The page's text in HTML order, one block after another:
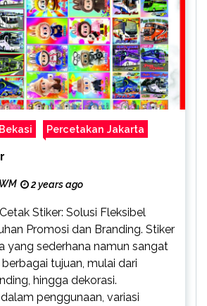
Percetakan Jakarta
2 years ago
Stiker: Solusi Fleksibel
Promosi dan Branding. Stiker
yang sederhana namun sangat
tujuan, mulai dari
hingga dekorasi.
penggunaan, variasi